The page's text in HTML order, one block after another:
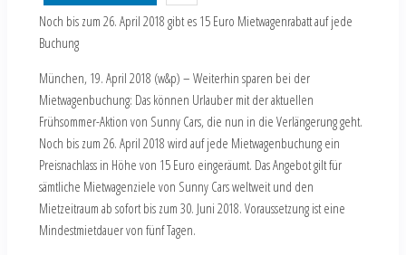
Noch bis zum 26. April 2018 gibt es 15 Euro Mietwagenrabatt auf jede
Buchung
München, 19. April 2018 (w&p) – Weiterhin sparen bei der
Mietwagenbuchung: Das können Urlauber mit der aktuellen
Frühsommer-Aktion von Sunny Cars, die nun in die Verlängerung geht.
Noch bis zum 26. April 2018 wird auf jede Mietwagenbuchung ein
Preisnachlass in Höhe von 15 Euro eingeräumt. Das Angebot gilt für
sämtliche Mietwagenziele von Sunny Cars weltweit und den
Mietzeitraum ab sofort bis zum 30. Juni 2018. Voraussetzung ist eine
Mindestmietdauer von fünf Tagen.